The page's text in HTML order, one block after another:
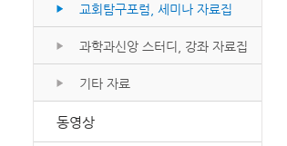
교회탐구포럼, 세미나 자료집
과학과신앙 스터디, 강좌 자료집
기타 자료
동영상